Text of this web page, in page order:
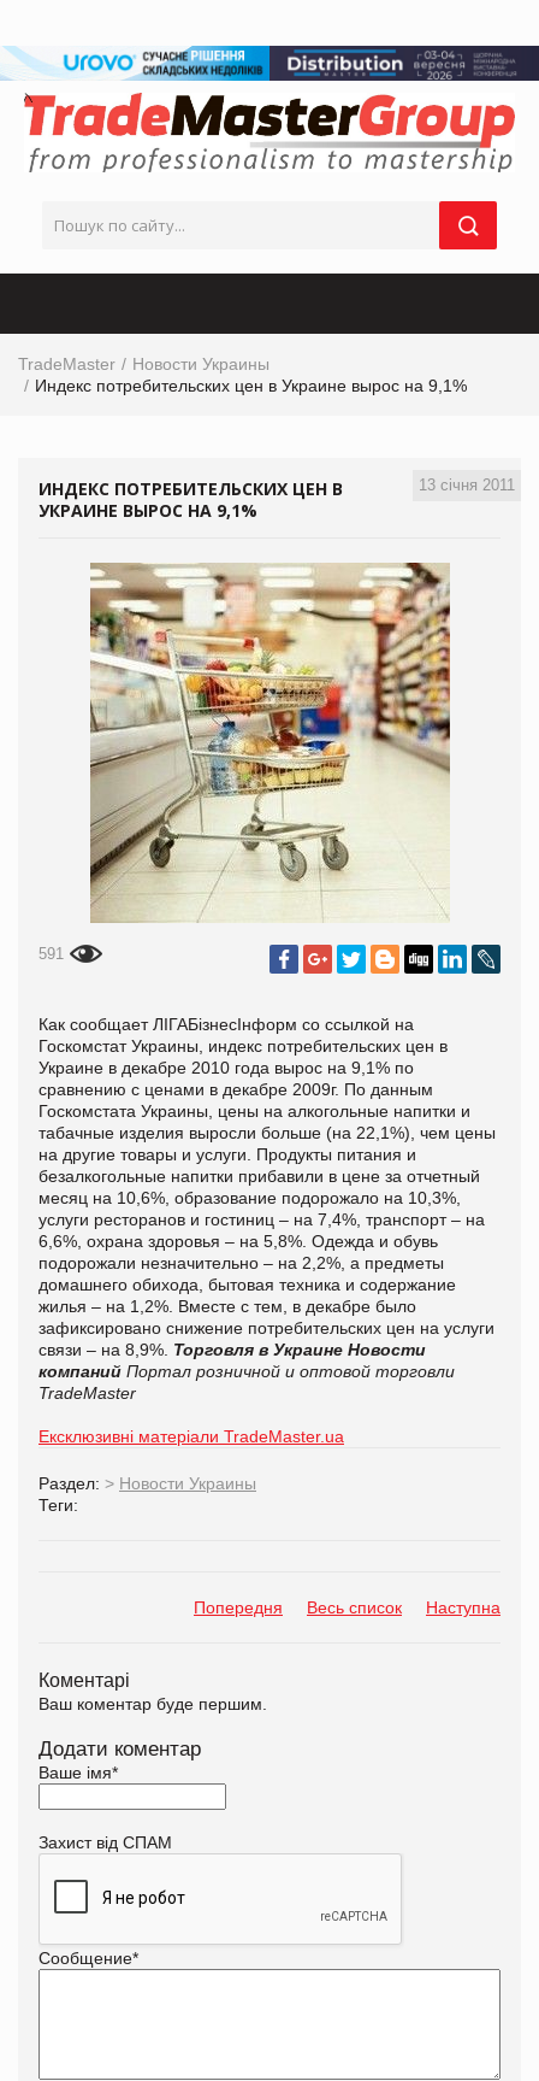
TradeMaster
Новости Украины
Индекс потребительских цен в Украине вырос на 9,1%
13 січня 2011
ИНДЕКС ПОТРЕБИТЕЛЬСКИХ ЦЕН В
УКРАИНЕ ВЫРОС НА 9,1%
591
Как сообщает ЛIГАБiзнесIнформ со ссылкой на
Госкомстат Украины, индекс потребительских цен в
Украине в декабре 2010 года вырос на 9,1% по
сравнению с ценами в декабре 2009г. По данным
Госкомстата Украины, цены на алкогольные напитки и
табачные изделия выросли больше (на 22,1%), чем цены
на другие товары и услуги. Продукты питания и
безалкогольные напитки прибавили в цене за отчетный
месяц на 10,6%, образование подорожало на 10,3%,
услуги ресторанов и гостиниц – на 7,4%, транспорт – на
6,6%, охрана здоровья – на 5,8%. Одежда и обувь
подорожали незначительно – на 2,2%, а предметы
домашнего обихода, бытовая техника и содержание
жилья – на 1,2%. Вместе с тем, в декабре было
зафиксировано снижение потребительских цен на услуги
связи – на 8,9%. Торговля в Украине Новости
компаний Портал розничной и оптовой торговли
TradeMaster
Ексклюзивні матеріали TradeMaster.ua
Раздел: > Новости Украины
Теги:
Попередня Весь список Наступна
Коментарі
Ваш коментар буде першим.
Додати коментар
Ваше імя*
Захист від СПАМ
Сообщение*